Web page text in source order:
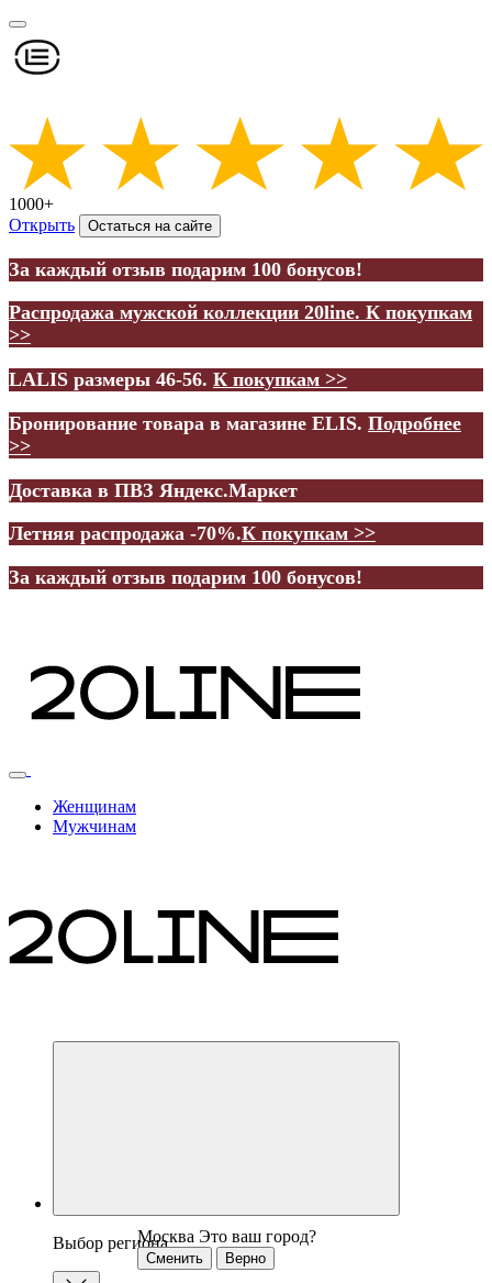
1000+
Открыть
Остаться на сайте
За каждый отзыв подарим 100 бонусов!
Распродажа мужской коллекции 20line. К покупкам
>>
LALIS размеры 46-56. К покупкам >>
Бронирование товара в магазине ELIS. Подробнее
>>
Доставка в ПВЗ Яндекс.Маркет
Летняя распродажа -70%.К покупкам >>
За каждый отзыв подарим 100 бонусов!
Женщинам
Мужчинам
Выбор региона
Москва Это ваш город?
Сменить Верно